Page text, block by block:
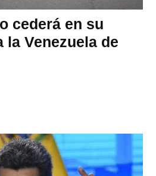
cederá en su
Venezuela de